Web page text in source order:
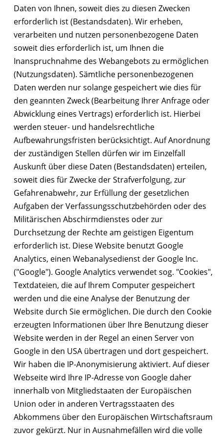
Daten von Ihnen, soweit dies zu diesen Zwecken
erforderlich ist (Bestandsdaten). Wir erheben,
verarbeiten und nutzen personenbezogene Daten
soweit dies erforderlich ist, um Ihnen die
Inanspruchnahme des Webangebots zu ermöglichen
(Nutzungsdaten). Sämtliche personenbezogenen
Daten werden nur solange gespeichert wie dies für
den geannten Zweck (Bearbeitung Ihrer Anfrage oder
Abwicklung eines Vertrags) erforderlich ist. Hierbei
werden steuer- und handelsrechtliche
Aufbewahrungsfristen berücksichtigt. Auf Anordnung
der zuständigen Stellen dürfen wir im Einzelfall
Auskunft über diese Daten (Bestandsdaten) erteilen,
soweit dies für Zwecke der Strafverfolgung, zur
Gefahrenabwehr, zur Erfüllung der gesetzlichen
Aufgaben der Verfassungsschutzbehörden oder des
Militärischen Abschirmdienstes oder zur
Durchsetzung der Rechte am geistigen Eigentum
erforderlich ist. Diese Website benutzt Google
Analytics, einen Webanalysedienst der Google Inc.
("Google"). Google Analytics verwendet sog. "Cookies",
Textdateien, die auf Ihrem Computer gespeichert
werden und die eine Analyse der Benutzung der
Website durch Sie ermöglichen. Die durch den Cookie
erzeugten Informationen über Ihre Benutzung dieser
Website werden in der Regel an einen Server von
Google in den USA übertragen und dort gespeichert.
Wir haben die IP-Anonymisierung aktiviert. Auf dieser
Webseite wird Ihre IP-Adresse von Google daher
innerhalb von Mitgliedstaaten der Europäischen
Union oder in anderen Vertragsstaaten des
Abkommens über den Europäischen Wirtschaftsraum
zuvor gekürzt. Nur in Ausnahmefällen wird die volle